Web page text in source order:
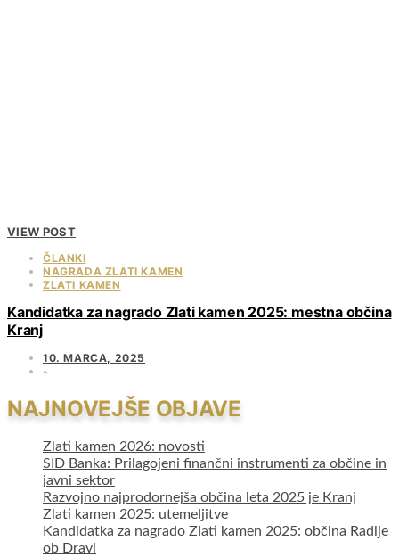
VIEW POST
ČLANKI
NAGRADA ZLATI KAMEN
ZLATI KAMEN
Kandidatka za nagrado Zlati kamen 2025: mestna občina
Kranj
10. MARCA, 2025
NAJNOVEJŠE OBJAVE
Zlati kamen 2026: novosti
SID Banka: Prilagojeni finančni instrumenti za občine in
javni sektor
Razvojno najprodornejša občina leta 2025 je Kranj
Zlati kamen 2025: utemeljitve
Kandidatka za nagrado Zlati kamen 2025: občina Radlje
ob Dravi